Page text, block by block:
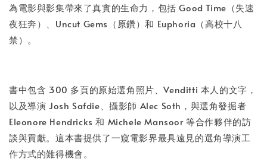
為電影與影集帶來了真實的生命力，包括 Good Time（失速
夜狂奔）、Uncut Gems（原鑽）和 Euphoria（高校十八
禁）。
書中包含 300 多頁的原始選角照片、Venditti 本人的文字，
以及導演 Josh Safdie、攝影師 Alec Soth，與選角發掘者
Eleonore Hendricks 和 Michele Mansoor 等合作夥伴的訪
談與貢獻。這本書提供了一窺電影界最具遠見的選角導演工
作方式的難得機會。